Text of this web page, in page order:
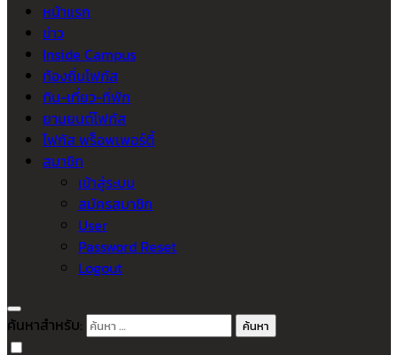
หน้าแรก
ข่าว
Inside Campus
ท้องถิ่นโฟกัส
กิน-เที่ยว-ที่พัก
ยานยนต์โฟกัส
โฟกัส พร็อพเพอร์ตี้
สมาชิก
เข้าสู่ระบบ
สมัครสมาชิก
User
Password Reset
Logout
ค้นหาสำหรับ: